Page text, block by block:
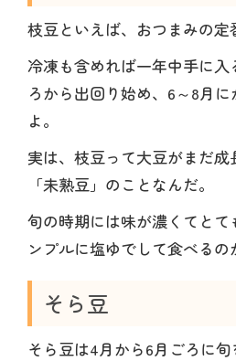
枝豆といえば、おつまみの定
冷凍も含めれば一年中手に
ろから出回り始め、6～8月
よ。
実は、枝豆って大豆がまだ
「未熟豆」のことなんだ。
旬の時期には味が濃くてとて
ンプルに塩ゆでして食べるの
そら豆
そら豆は4月から6月ごろに旬